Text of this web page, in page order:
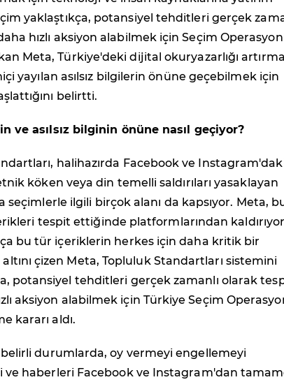
yaklaştıkça, potansiyel tehditleri gerçek
hızlı aksiyon alabilmek için Seçim
Meta, Türkiye'deki dijital okuryazarlığı
yayılan asılsız bilgilerin önüne geçebilmek için
belirtti.
ve asılsız bilginin önüne nasıl geçiyor?
halihazırda Facebook ve
köken veya din temelli saldırıları yasaklayan
seçimlerle ilgili birçok alanı da kapsıyor. Meta,
tespit ettiğinde platformlarından
bu tür içeriklerin herkes için daha kritik bir
çizen Meta, Topluluk Standartları sistemini
potansiyel tehditleri gerçek zamanlı olarak
aksiyon alabilmek için Türkiye Seçim
kararı aldı.
belirli durumlarda, oy vermeyi engellemeyi
ve haberleri Facebook ve Instagram'dan